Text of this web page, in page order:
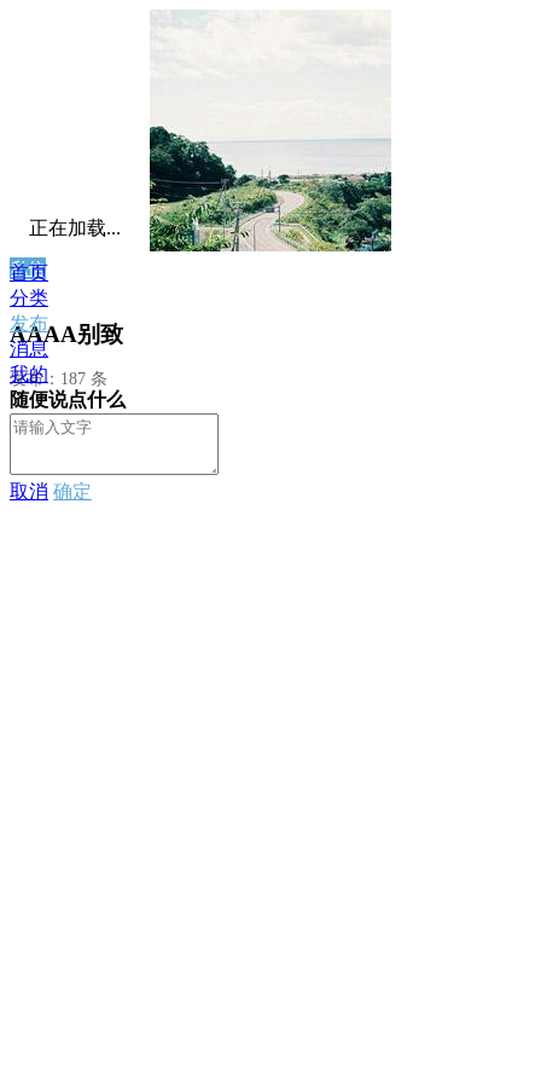
私信
AAAA别致
发布：187 条
正在加载...
首页
分类
发布
消息
我的
随便说点什么
取消 确定